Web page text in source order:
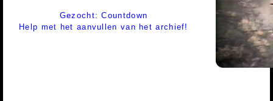
Gezocht: Countdown
Help met het aanvullen van het archief!